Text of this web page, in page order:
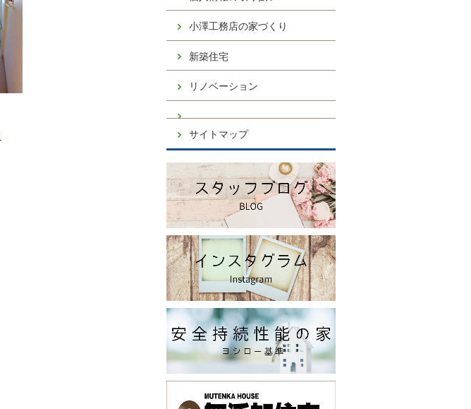
小澤工務店の家づくり
新築住宅
リノベーション
サイトマップ